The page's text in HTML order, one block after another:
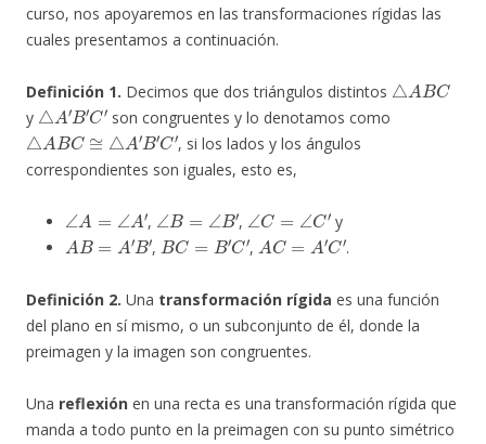
curso, nos apoyaremos en las transformaciones rígidas las
cuales presentamos a continuación.
Definición 1. Decimos que dos triángulos distintos
△ ABC
y
△A′B′C′
son congruentes y lo denotamos como
△ABC≅ △ A′B′C′
, si los lados y los ángulos
correspondientes son iguales, esto es,
∠ A A
,
∠B B′
,
∠ C= C′
y
AB= B′
,
BC= ′C′
,
AC= A′C′
.
Definición 2. Una transformación rígida es una función
del plano en sí mismo, o un subconjunto de él, donde la
preimagen y la imagen son congruentes.
Una reflexión en una recta es una transformación rígida que
manda a todo punto en la preimagen con su punto simétrico